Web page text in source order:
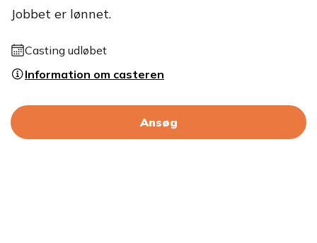
Jobbet er lønnet.
Casting udløbet
Information om casteren
Ansøg